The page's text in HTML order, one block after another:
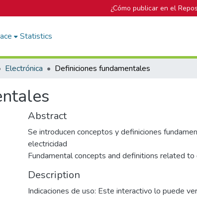
¿Cómo publicar en el
Statistics
Electrónica Definiciones fundamentales
Abstract
Se introducen conceptos y definiciones
electricidad
Fundamental concepts and definitions related
Description
Indicaciones de uso: Este interactivo lo puede